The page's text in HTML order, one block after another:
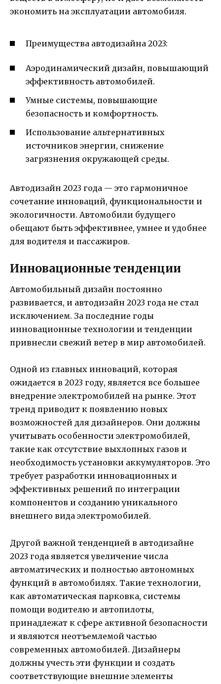
экономить на эксплуатации автомобиля.
Преимущества автодизайна 2023:
Аэродинамический дизайн, повышающий
эффективность автомобилей.
Умные системы, повышающие
безопасность и комфортность.
Использование альтернативных
источников энергии, снижение
загрязнения окружающей среды.
Автодизайн 2023 года — это гармоничное
сочетание инноваций, функциональности и
экологичности. Автомобили будущего
обещают быть эффективнее, умнее и удобнее
для водителя и пассажиров.
Инновационные тенденции
Автомобильный дизайн постоянно
развивается, и автодизайн 2023 года не стал
исключением. За последние годы
инновационные технологии и тенденции
привнесли свежий ветер в мир автомобилей.
Одной из главных инноваций, которая
ожидается в 2023 году, является все большее
внедрение электромобилей на рынке. Этот
тренд приводит к появлению новых
возможностей для дизайнеров. Они должны
учитывать особенности электромобилей,
такие как отсутствие выхлопных газов и
необходимость установки аккумуляторов. Это
требует разработки инновационных и
эффективных решений по интеграции
компонентов и созданию уникального
внешнего вида электромобилей.
Другой важной тенденцией в автодизайне
2023 года является увеличение числа
автоматических и полностью автономных
функций в автомобилях. Такие технологии,
как автоматическая парковка, системы
помощи водителю и автопилоты,
принадлежат к сфере активной безопасности
и являются неотъемлемой частью
современных автомобилей. Дизайнеры
должны учесть эти функции и создать
соответствующие внешние элементы